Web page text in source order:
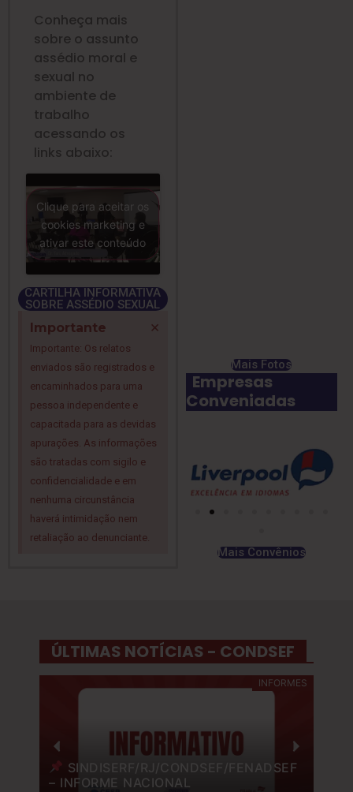
Conheça mais
sobre o assunto
assédio moral e
sexual no
ambiente de
trabalho
acessando os
links abaixo:
Clique para aceitar os
cookies marketing e
ativar este conteúdo
CARTILHA INFORMATIVA
SOBRE ASSÉDIO SEXUAL
Importante
Importante: Os relatos
enviados são registrados e
encaminhados para uma
pessoa independente e
capacitada para as devidas
apurações. As informações
são tratadas com sigilo e
confidencialidade e em
nenhuma circunstância
haverá intimidação nem
retaliação ao denunciante.
×
Mais Fotos
Empresas
Conveniadas
Mais Convênios
ÚLTIMAS NOTÍCIAS - CONDSEF
INFORMES
SINDISERF/RJ/CONDSEF/FENADSEF
– INFORME NACIONAL